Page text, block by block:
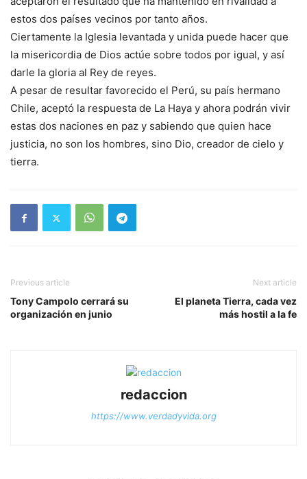
estos dos países vecinos por tanto años.
Ciertamente la Iglesia levantada y unida puede hacer que
la misericordia de Dios actúe sobre todos por igual, y así
darle la gloria al Rey de reyes.
A pesar de resultar favorecido el Perú, su país hermano
Chile, aceptó la respuesta de La Haya y ahora podrán vivir
estas dos naciones en paz y sabiendo que quien hace
justicia, no son los hombres, sino Dio, creador de cielo y
tierra.
Previous article
Tony Campolo cerrará su
organización en junio
Next article
El planeta Tierra, cada vez
más hostil a la fe
redaccion
https://www.verdadyvida.org